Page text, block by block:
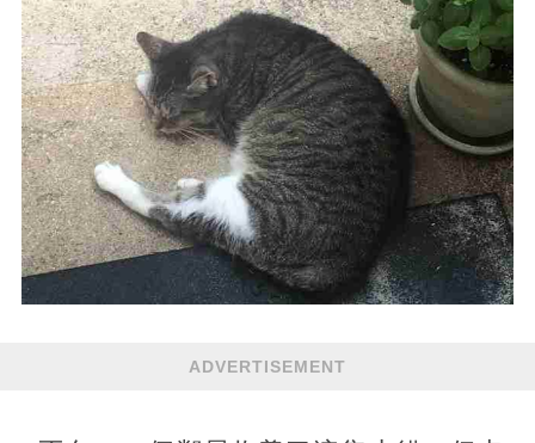
ADVERTISEMENT